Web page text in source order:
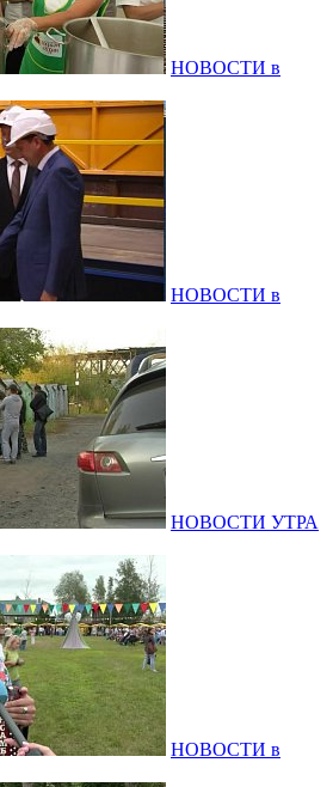
НОВОСТИ в
НОВОСТИ в
НОВОСТИ УТРА
НОВОСТИ в